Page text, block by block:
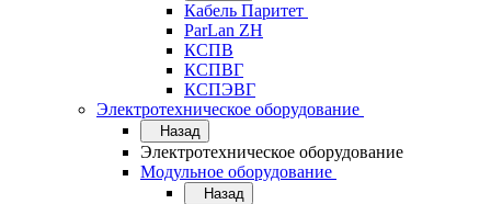
Кабель Паритет
ParLan ZH
КСПВ
КСПВГ
КСПЭВГ
Электротехническое оборудование
Назад
Электротехническое оборудование
Модульное оборудование
Назад